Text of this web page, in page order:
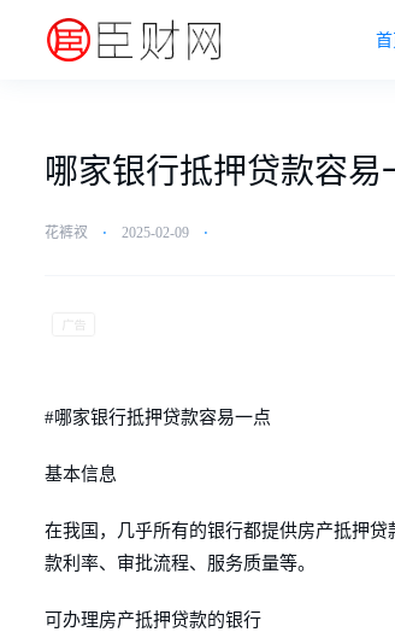
首
哪家银行抵押贷款容易
花裤衩 ⋅ 2025-02-09 ⋅
#哪家银行抵押贷款容易一点
基本信息
在我国，几乎所有的银行都提供房产抵押
款利率、审批流程、服务质量等。
可办理房产抵押贷款的银行